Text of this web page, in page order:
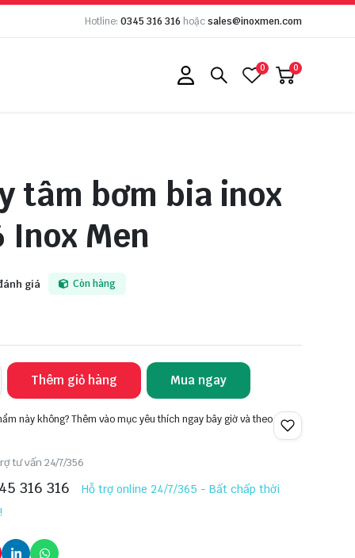
Hotline: 0345 316 316 hoặcsales@inoxmen.com
0 0
tâm bơm bia inox
Inox Men
giá Còn hàng
Thêm giỏ hàng Mua ngay
này không? Thêm vào mục yêu thích ngay bây giờ và theo
tư vấn 24/7/356
316 316
Hỗ trợ online 24/7/365 - Bất chấp thời